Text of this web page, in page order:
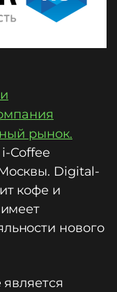
рынок.
Coffee
Digital-
кофе и
нового